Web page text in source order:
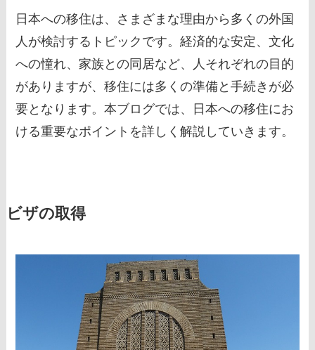
日本への移住は、さまざまな理由から多くの外国
人が検討するトピックです。経済的な安定、文化
への憧れ、家族との同居など、人それぞれの目的
がありますが、移住には多くの準備と手続きが必
要となります。本ブログでは、日本への移住にお
ける重要なポイントを詳しく解説していきます。
ビザの取得